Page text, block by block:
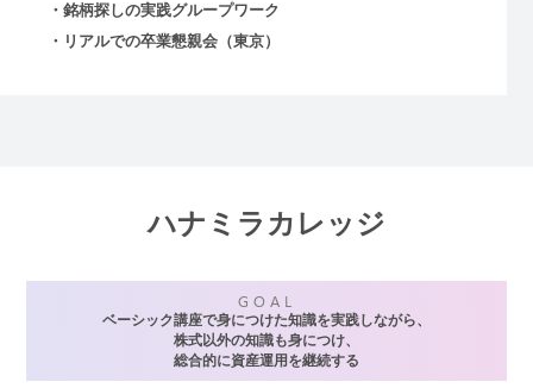
・銘柄探しの実践グループワーク
・リアルでの卒業懇親会（東京）
ハナミラカレッジ
GOAL
ベーシック講座で身につけた知識を実践しながら、
株式以外の知識も身につけ、
総合的に資産運用を継続する